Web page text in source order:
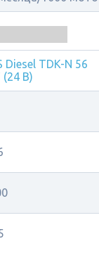
Diesel TDK-N 56
(24 В)